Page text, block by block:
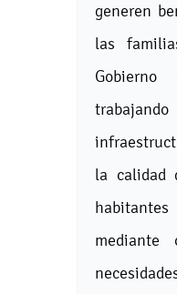
generen
las
Gobierno
la calidad
mediante